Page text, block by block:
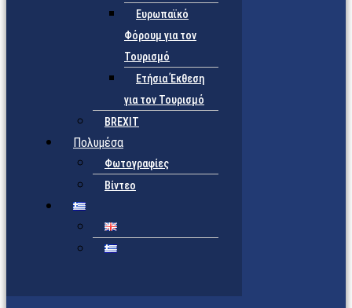
Ευρωπαϊκό
Φόρουμ για τον
Τουρισμό
Ετήσια Έκθεση
για τον Τουρισμό
BREXIT
Πολυμέσα
Φωτογραφίες
Βίντεο